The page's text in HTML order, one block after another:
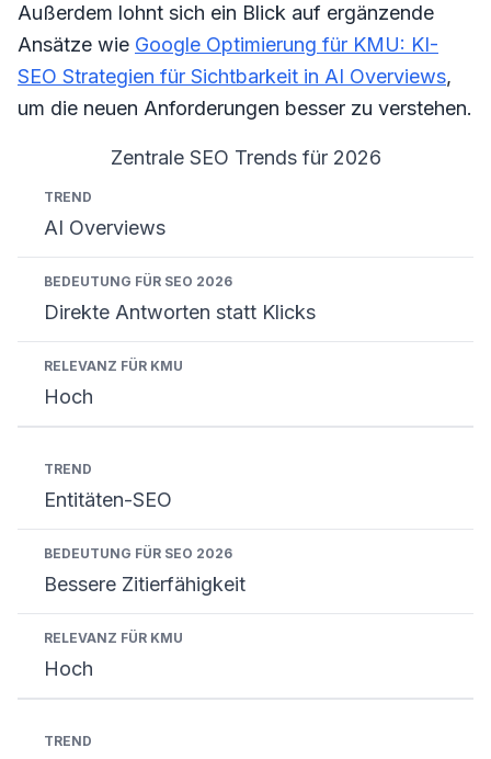
Außerdem lohnt sich ein Blick auf ergänzende
Ansätze wie Google Optimierung für KMU: KI-
SEO Strategien für Sichtbarkeit in AI Overviews,
um die neuen Anforderungen besser zu verstehen.
Zentrale SEO Trends für 2026
TrendBedeutung für SEO 2026
AI Overviews
Direkte Antworten statt Klicks
Hoch
Entitäten-SEO
Bessere Zitierfähigkeit
Hoch